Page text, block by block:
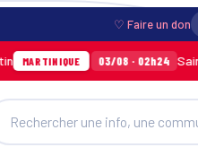
♡ Faire un don
MARTINIQUE 03/08 · 02h24